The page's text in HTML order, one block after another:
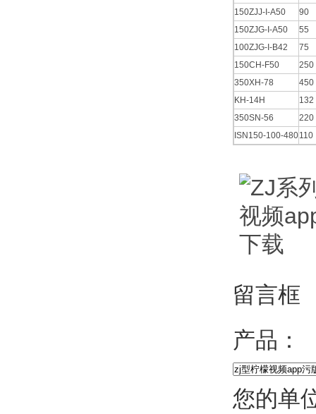
150ZJJ-I-A50
90
150ZJG-I-A50
55
100ZJG-I-B42
75
150CH-F50
250
350XH-78
450
KH-14H
132
350SN-56
220
ISN150-100-480110
留言框
产品：
您的单位